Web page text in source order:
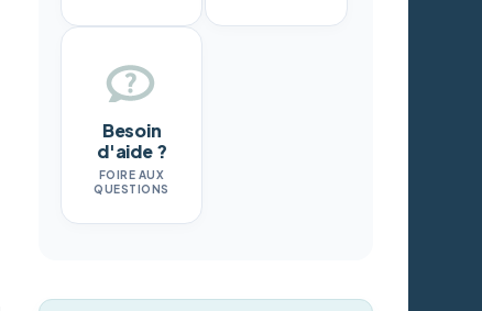
Besoin
d'aide ?
FOIRE AUX
QUESTIONS